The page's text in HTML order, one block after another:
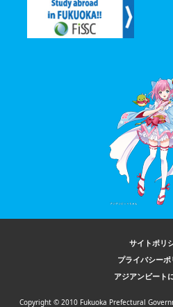
サイトポリ
プライバシー
アジアンビート
Copyright © 2010 Fukuoka Prefectural